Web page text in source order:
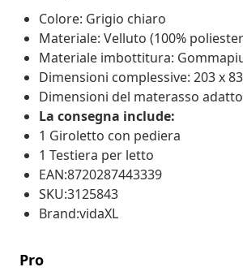
Colore: Grigio chiaro
Materiale: Velluto (100%
Materiale imbottitura:
Dimensioni complessive: 203 x
Dimensioni del materasso
La consegna include:
1 Giroletto con pediera
1 Testiera per letto
EAN:8720287443339
SKU:3125843
Brand:vidaXL
Pro